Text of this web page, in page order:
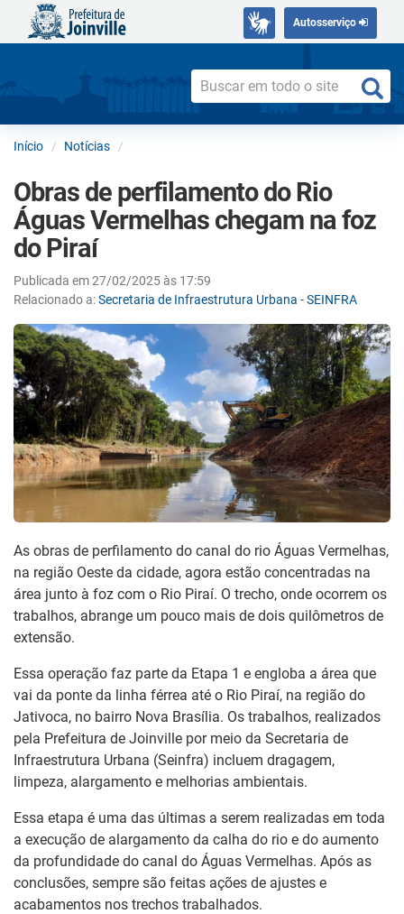
Autosserviço
Início Notícias
Obras de perfilamento do Rio
Águas Vermelhas chegam na foz
do Piraí
Publicada em 27/02/2025 às 17:59
Relacionado a:Secretaria de Infraestrutura Urbana - SEINFRA
As obras de perfilamento do canal do rio Águas Vermelhas,
na região Oeste da cidade, agora estão concentradas na
área junto à foz com o Rio Piraí. O trecho, onde ocorrem os
trabalhos, abrange um pouco mais de dois quilômetros de
extensão.
Essa operação faz parte da Etapa 1 e engloba a área que
vai da ponte da linha férrea até o Rio Piraí, na região do
Jativoca, no bairro Nova Brasília. Os trabalhos, realizados
pela Prefeitura de Joinville por meio da Secretaria de
Infraestrutura Urbana (Seinfra) incluem dragagem,
limpeza, alargamento e melhorias ambientais.
Essa etapa é uma das últimas a serem realizadas em toda
a execução de alargamento da calha do rio e do aumento
da profundidade do canal do Águas Vermelhas. Após as
conclusões, sempre são feitas ações de ajustes e
acabamentos nos trechos trabalhados.